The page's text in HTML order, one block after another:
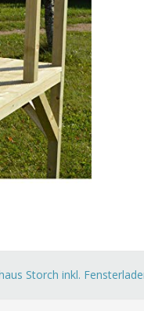
Storch inkl.